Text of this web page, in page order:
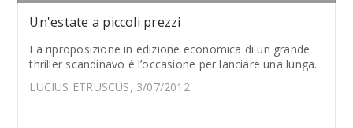
Un'estate a piccoli prezzi
La riproposizione in edizione economica di un grande
thriller scandinavo è l’occasione per lanciare una lunga...
LUCIUS ETRUSCUS, 3/07/2012